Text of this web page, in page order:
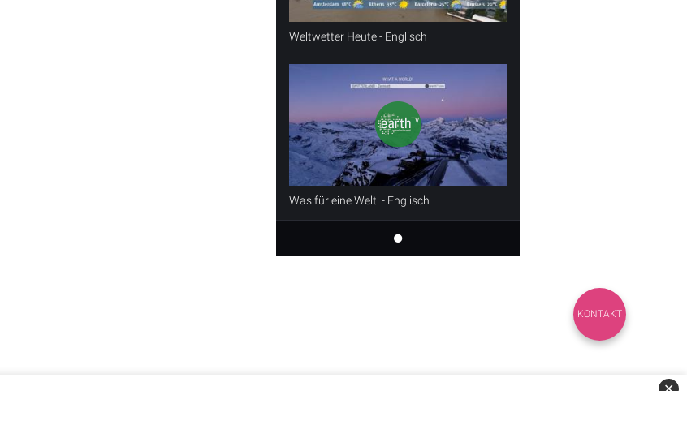
Weltwetter Heute - Englisch
Was für eine Welt! - Englisch
✕
KONTAKT